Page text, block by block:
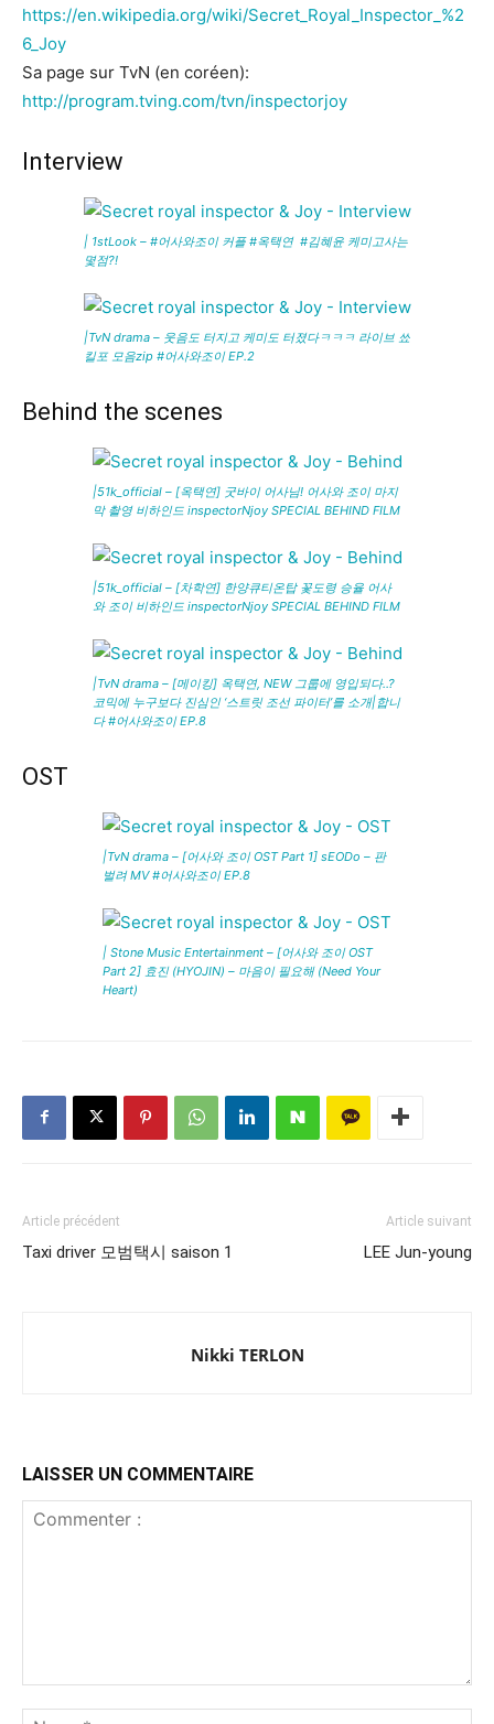
https://en.wikipedia.org/wiki/Secret_Royal_Inspector_%2
6_Joy
Sa page sur TvN (en coréen):
http://program.tving.com/tvn/inspectorjoy
Interview
| 1stLook – #어사와조이 커플 #옥택연 #김혜윤 케미고사는
몇점?!
|TvN drama – 웃음도 터지고 케미도 터졌다ㅋㅋㅋ 라이브 쑈
킬포 모음zip #어사와조이 EP.2
Behind the scenes
|51k_official – [옥택연] 굿바이 어사님! 어사와 조이 마지
막 촬영 비하인드 inspectorNjoy SPECIAL BEHIND FILM
|51k_official – [차학연] 한양큐티온탑 꽃도령 승율 어사
와 조이 비하인드 inspectorNjoy SPECIAL BEHIND FILM
|TvN drama – [메이킹] 옥택연, NEW 그룹에 영입되다..?
코믹에 누구보다 진심인 ‘스트릿 조선 파이터’를 소개|합니
다 #어사와조이 EP.8
OST
|TvN drama – [어사와 조이 OST Part 1] sEODo – 판
벌려 MV #어사와조이 EP.8
| Stone Music Entertainment – [어사와 조이 OST
Part 2] 효진 (HYOJIN) – 마음이 필요해 (Need Your
Heart)
Article précédent
Taxi driver 모범택시 saison 1
Article suivant
LEE Jun-young
Nikki TERLON
LAISSER UN COMMENTAIRE